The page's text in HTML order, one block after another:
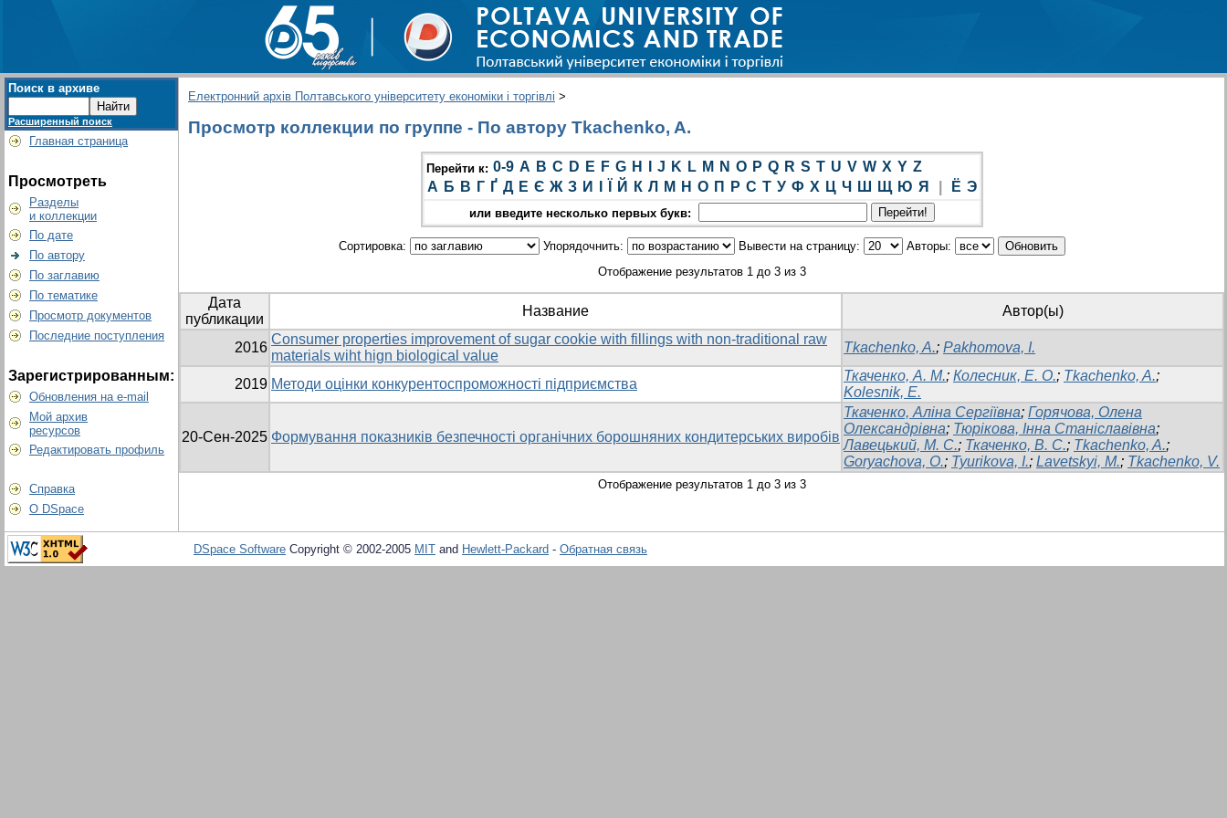
Поиск в архиве
Расширенный поиск
Главная страница
Просмотреть
Разделы
и коллекции
По дате
По автору
По заглавию
По тематике
Просмотр документов
Последние поступления
Зарегистрированным:
Обновления на e-mail
Мой архив
ресурсов
Редактировать профиль
Справка
О DSpace
Електронний архів Полтавського університету економіки і торгівлі >
Просмотр коллекции по группе - По автору Tkachenko, A.
Перейти к: 0-9 A B C D E F G H J K L M N O P Q R S T U V W X Y Z
А Б В Г Ґ Д Е Є Ж З И Й К Л М Н О П Р С Т У Ф Х Ц Ч Ш Щ Ю Я Ё Э
или введите несколько первых букв:
Сортировка: Упорядочнить: Вывести на страницу:
Авторы:
Отображение результатов 1 до 3 из 3
Дата
публикации
Название Автор(ы)
2016
Consumer properties improvement of sugar cookie with fillings with non-traditional raw
materials wiht hign biological value
Tkachenko, A.; Pakhomova, I.
2019 Методи оцінки конкурентоспроможності підприємства
Ткаченко, А. М.; Колесник, Е. О.; Tkachenko, A.;
Kolesnik, E.
20-Сен-2025 Формування показників безпечності органічних борошняних кондитерських виробів
Ткаченко, Аліна Сергіївна; Горячова, Олена
Олександрівна; Тюрікова, Інна Станіславівна;
Лавецький, М. С.; Ткаченко, В. С.; Tkachenko, A.;
Goryachova, O.; Tyurikova, I.; Lavetskyi, M.; Tkachenko, V.
Отображение результатов 1 до 3 из 3
DSpace Software Copyright © 2002-2005 MIT and Hewlett-Packard - Обратная связь